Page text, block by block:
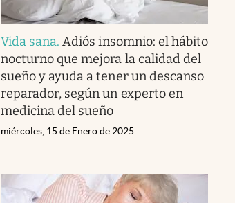
Vida sana.Adiós insomnio: el hábito
nocturno que mejora la calidad del
sueño y ayuda a tener un descanso
reparador, según un experto en
medicina del sueño
miércoles, 15 de Enero de 2025